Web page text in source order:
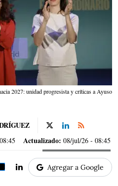
2027: unidad progresista y críticas a Ayuso
Actualizado: 08/jul/26 - 08:45
Agregar a Google